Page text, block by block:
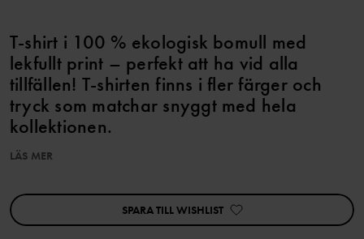
T-shirt i 100 % ekologisk bomull med
lekfullt print – perfekt att ha vid alla
tillfällen! T-shirten finns i fler färger och
tryck som matchar snyggt med hela
kollektionen.
Egenskaper:
• YKK-tryckknappar
LÄS MER
SPARA TILL WISHLIST